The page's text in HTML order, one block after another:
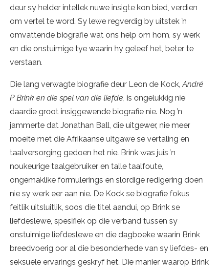
deur sy helder intellek nuwe insigte kon bied, verdien
om vertel te word. Sy lewe regverdig by uitstek ’n
omvattende biografie wat ons help om hom, sy werk
en die onstuimige tye waarin hy geleef het, beter te
verstaan.
Die lang verwagte biografie deur Leon de Kock,André
P Brink en die spel van die liefde, is ongelukkig nie
daardie groot insiggewende biografie nie. Nog ’n
jammerte dat Jonathan Ball, die uitgewer, nie meer
moeite met die Afrikaanse uitgawe se vertaling en
taalversorging gedoen het nie. Brink was juis ’n
noukeurige taalgebruiker en talle taalfoute,
ongemaklike formulerings en slordige redigering doen
nie sy werk eer aan nie. De Kock se biografie fokus
feitlik uitsluitlik, soos die titel aandui, op Brink se
liefdeslewe, spesifiek op die verband tussen sy
onstuimige liefdeslewe en die dagboeke waarin Brink
breedvoerig oor al die besonderhede van sy liefdes- en
seksuele ervarings geskryf het. Die manier waarop Brink